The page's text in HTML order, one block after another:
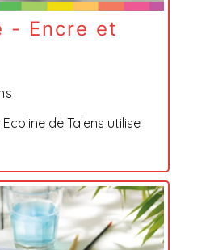
- Encre et
de Talens utilise